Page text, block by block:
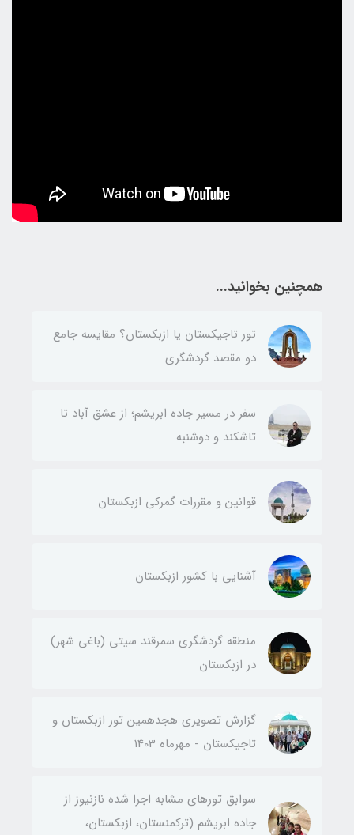
همچنین بخوانید...
تور تاجیکستان یا ازبکستان؟ مقایسه جامع
دو مقصد گردشگری
سفر در مسیر جاده ابریشم؛ از عشق آباد تا
تاشکند و دوشنبه
قوانین و مقررات گمرکی ازبکستان
آشنایی با کشور ازبکستان
منطقه گردشگری سمرقند سیتی (باغی شهر)
در ازبکستان
گزارش تصویری هجدهمین تور ازبکستان و
تاجیکستان - مهرماه 1403
سوابق تورهای مشابه اجرا شده نازنیوز از
جاده ابریشم (ترکمنستان، ازبکستان،